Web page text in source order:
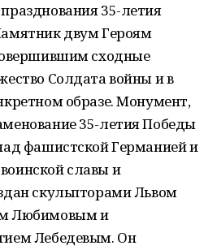
35-летия
двум Героям
сходные
Солдата войны и в
образе. Монумент,
35-летия Победы
фашистской Германией и
славы и
скульпторами Львом
Любимовым и
Лебедевым. Он